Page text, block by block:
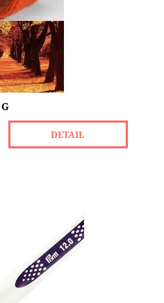
DETAIL
jehlice z vysoce
s uhlíkovými
Carbon Technology....